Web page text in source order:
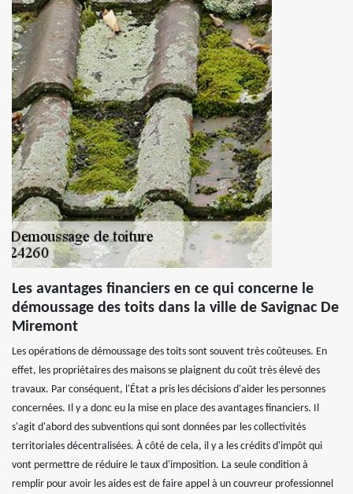
Les avantages financiers en ce qui concerne le
démoussage des toits dans la ville de Savignac De
Miremont
Les opérations de démoussage des toits sont souvent très coûteuses. En
effet, les propriétaires des maisons se plaignent du coût très élevé des
travaux. Par conséquent, l'État a pris les décisions d'aider les personnes
concernées. Il y a donc eu la mise en place des avantages financiers. Il
s'agit d'abord des subventions qui sont données par les collectivités
territoriales décentralisées. À côté de cela, il y a les crédits d'impôt qui
vont permettre de réduire le taux d'imposition. La seule condition à
remplir pour avoir les aides est de faire appel à un couvreur professionnel